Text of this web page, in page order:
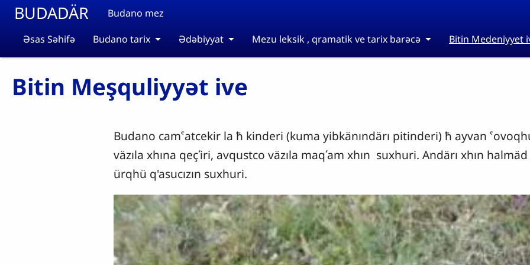
Skip to main content
BUDADÄR
Budano mez
Əsas Səhifə
Budano tarix Ədəbiyyat Mezu leksik , qramatik ve tarix barəcə Bitin Medeniyyet
Bitin Meşquliyyət ive
Budano camˁatcekir la ħ kinderi (kuma yibkänındärı pitinderi) ħ ayvan
väzıla xhına qeçʹiri, avqustco väzıla maqʹam xhın suxhuri. Andärı xhın halmäd
ürqhü q'asucızın suxhuri.